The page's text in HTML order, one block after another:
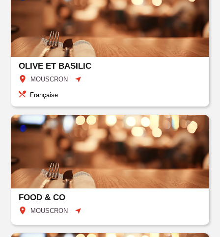
OLIVE ET BASILIC
MOUSCRON
Française
FOOD & CO
MOUSCRON